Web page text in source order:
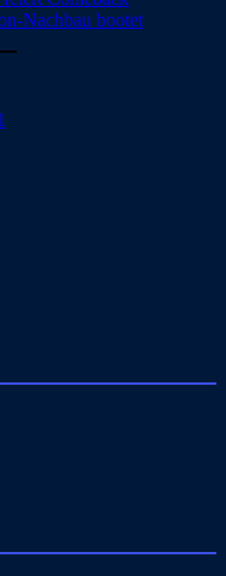
Nachbau bootet